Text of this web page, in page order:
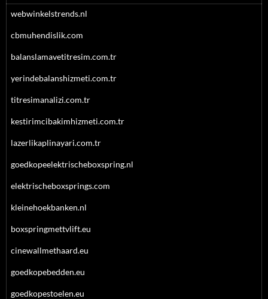
webwinkelstrends.nl
cbmuhendislik.com
balanslamavetitresim.com.tr
yerindebalanshizmeti.com.tr
titresimanalizi.com.tr
kestirimcibakimhizmeti.com.tr
lazerlikaplinayari.com.tr
goedkopeelektrischeboxspring.nl
elektrischeboxsprings.com
kleinehoekbanken.nl
boxspringmettvlift.eu
cinewallmethaard.eu
goedkopebedden.eu
goedkopestoelen.eu